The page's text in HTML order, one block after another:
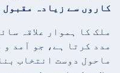
کاروں سے زیادہ مقبول
ملک کا ہموار علاقہ
مدد کرتا ہے، جو آمد و
ماحول دوست انتخاب